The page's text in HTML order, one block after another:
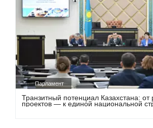
Парламент
Транзитный потенциал Казахстана: от
проектов — к единой национальной